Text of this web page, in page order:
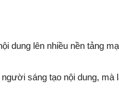
dung lên nhiều nền tảng
sáng tạo nội dung, mà